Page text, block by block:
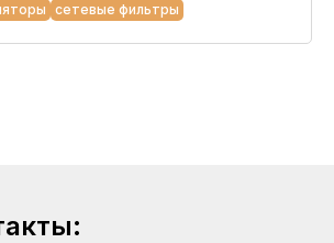
сетевые фильтры